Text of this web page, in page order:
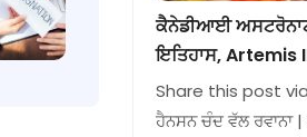
ਕੈਨੇਡੀਆਈ
ਇਤਿਹਾਸ, Artemis
Share this post
ਹੈਨਸਨ ਚੰਦ ਵੱਲ ਰਵਾਨਾ